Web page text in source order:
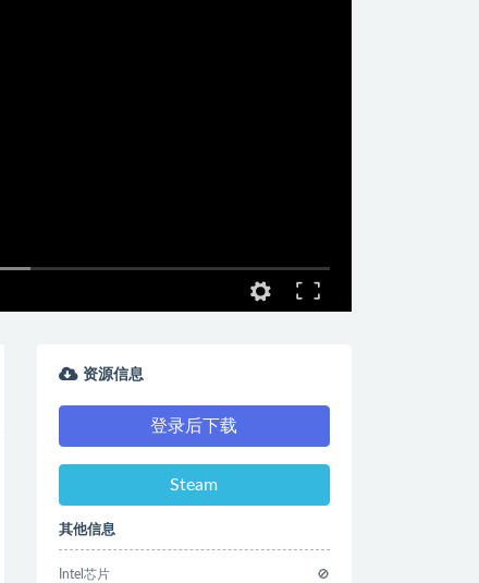
资源信息
登录后下载
Steam
其他信息
Intel芯片 🚫